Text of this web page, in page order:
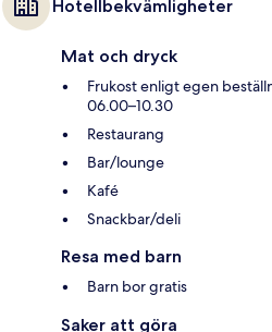
Hotellbekvämligheter
Mat och dryck
Frukost enligt egen
06.00–10.30
Restaurang
Bar/lounge
Kafé
Snackbar/deli
Resa med barn
Barn bor gratis
Saker att göra